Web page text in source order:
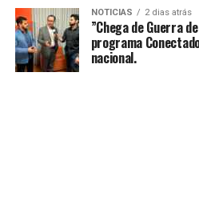
NOTICIAS 2 dias atrás
​”Chega de Guerra
programa
nacional.